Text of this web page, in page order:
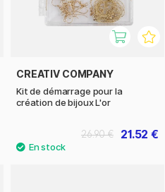
CREATIV COMPANY
Kit de démarrage pour la
création de bijoux L'or
21.52 €
26.90 €